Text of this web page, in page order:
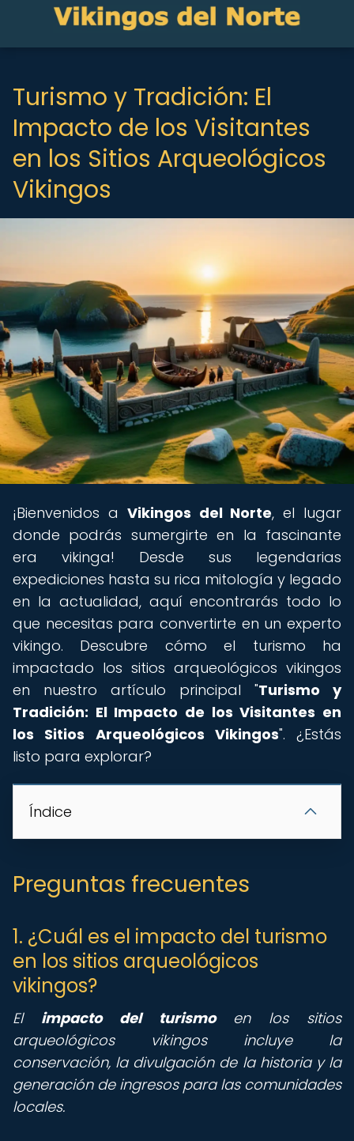
Turismo y Tradición: El
Impacto de los Visitantes
en los Sitios Arqueológicos
Vikingos
¡Bienvenidos a Vikingos del Norte, el lugar
donde podrás sumergirte en la fascinante
era vikinga! Desde sus legendarias
expediciones hasta su rica mitología y legado
en la actualidad, aquí encontrarás todo lo
que necesitas para convertirte en un experto
vikingo. Descubre cómo el turismo ha
impactado los sitios arqueológicos vikingos
en nuestro artículo principal "Turismo y
Tradición: El Impacto de los Visitantes en
los Sitios Arqueológicos Vikingos". ¿Estás
listo para explorar?
Índice
Preguntas frecuentes
1. ¿Cuál es el impacto del turismo
en los sitios arqueológicos
vikingos?
El impacto del turismoen los sitios
arqueológicos vikingos incluye la
conservación, la divulgación de la historia y la
generación de ingresos para las comunidades
locales.